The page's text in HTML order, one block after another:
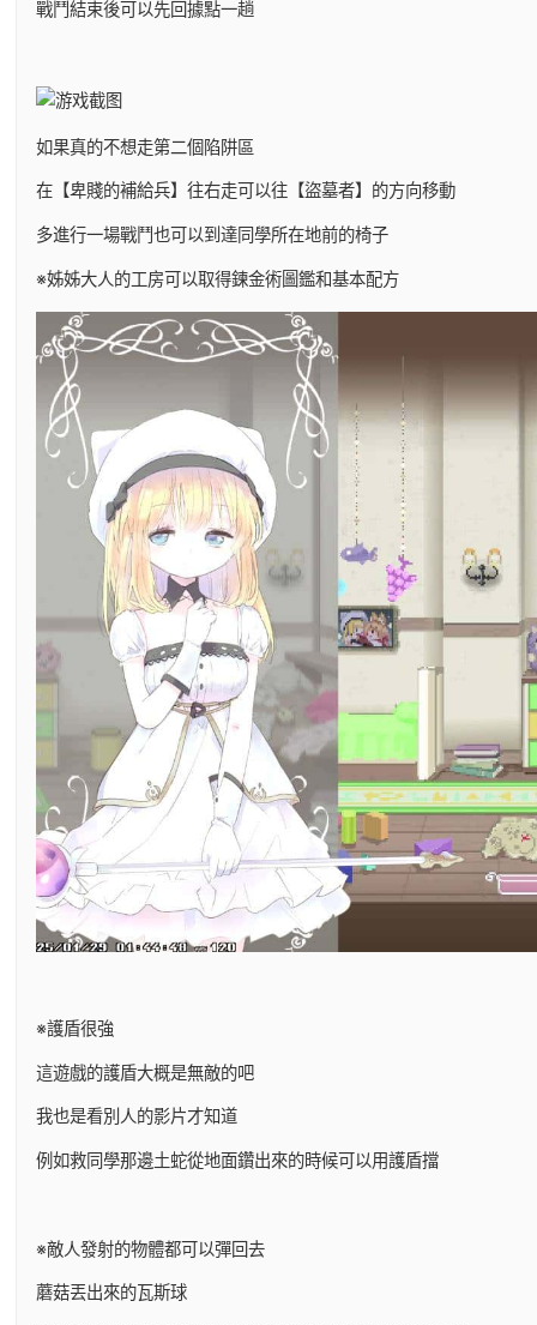
戰鬥結束後可以先回據點一趟
如果真的不想走第二個陷阱區
在【卑賤的補給兵】往右走可以往【盜墓者】的方向移動
多進行一場戰鬥也可以到達同學所在地前的椅子
※姊姊大人的工房可以取得鍊金術圖鑑和基本配方
※護盾很強
這遊戲的護盾大概是無敵的吧
我也是看別人的影片才知道
例如救同學那邊土蛇從地面鑽出來的時候可以用護盾擋
※敵人發射的物體都可以彈回去
蘑菇丟出來的瓦斯球